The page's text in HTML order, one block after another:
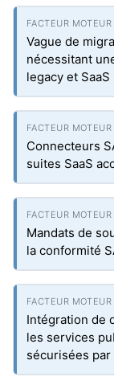
Vague de
nécessitant
legacy et SaaS
Connecteurs
suites SaaS
Mandats de
la conformité
Intégration de
les services
sécurisées par